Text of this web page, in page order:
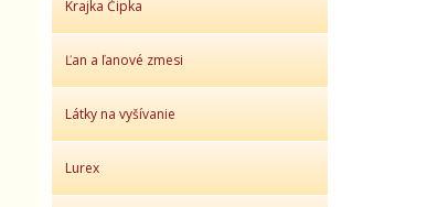
Krajka Čipka
Ľan a ľanové zmesi
Látky na vyšívanie
Lurex